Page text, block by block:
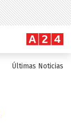
Últimas Noticias